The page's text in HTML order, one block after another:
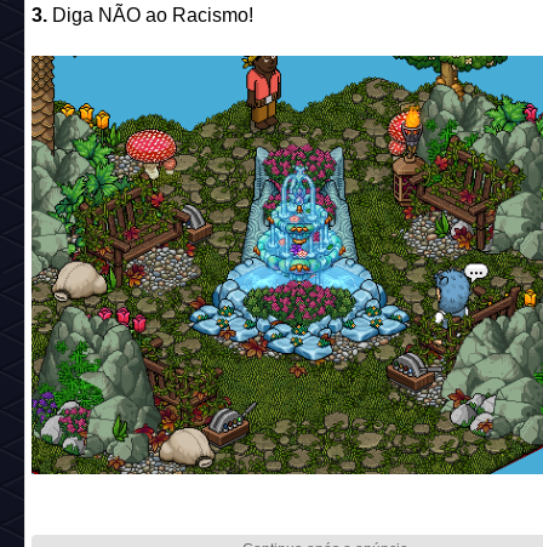
3. Diga NÃO ao Racismo!